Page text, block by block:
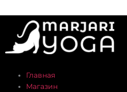
Главная
Магазин